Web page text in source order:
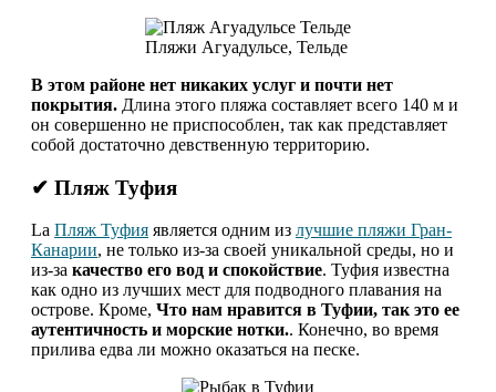
Пляжи Агуадульсе, Тельде
В этом районе нет никаких услуг и почти нет
покрытия. Длина этого пляжа составляет всего 140 м и
он совершенно не приспособлен, так как представляет
собой достаточно девственную территорию.
✔ Пляж Туфия
La Пляж Туфия является одним из лучшие пляжи Гран-
Канарии, не только из-за своей уникальной среды, но и
из-за качество его вод и спокойствие. Туфия известна
как одно из лучших мест для подводного плавания на
острове. Кроме, Что нам нравится в Туфии, так это ее
аутентичность и морские нотки.. Конечно, во время
прилива едва ли можно оказаться на песке.